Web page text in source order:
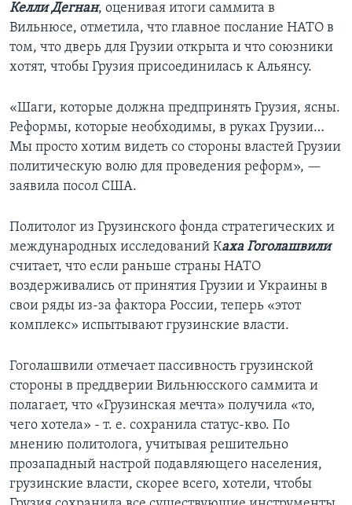
Келли Дегнан, оценивая итоги саммита в
Вильнюсе, отметила, что главное послание НАТО в
том, что дверь для Грузии открыта и что союзники
хотят, чтобы Грузия присоединилась к Альянсу.
«Шаги, которые должна предпринять Грузия, ясны.
Реформы, которые необходимы, в руках Грузии…
Мы просто хотим видеть со стороны властей Грузии
политическую волю для проведения реформ», —
заявила посол США.
Политолог из Грузинского фонда стратегических и
международных исследований Каха Гоголашвили
считает, что если раньше страны НАТО
воздерживались от принятия Грузии и Украины в
свои ряды из-за фактора России, теперь «этот
комплекс» испытывают грузинские власти.
Гоголашвили отмечает пассивность грузинской
стороны в преддверии Вильнюсского саммита и
полагает, что «Грузинская мечта» получила «то,
чего хотела» - т. е. сохранила статус-кво. По
мнению политолога, учитывая решительно
прозападный настрой подавляющего населения,
грузинские власти, скорее всего, хотели, чтобы